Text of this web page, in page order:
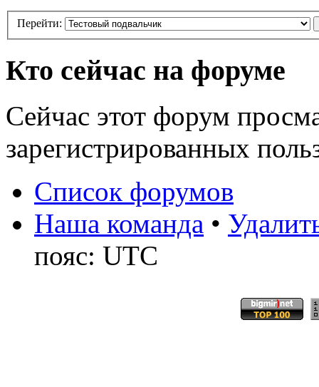
Перейти:
Кто сейчас на форуме
Сейчас этот форум
зарегистрированных
Список форумов
Наша команда •
пояс: UTC